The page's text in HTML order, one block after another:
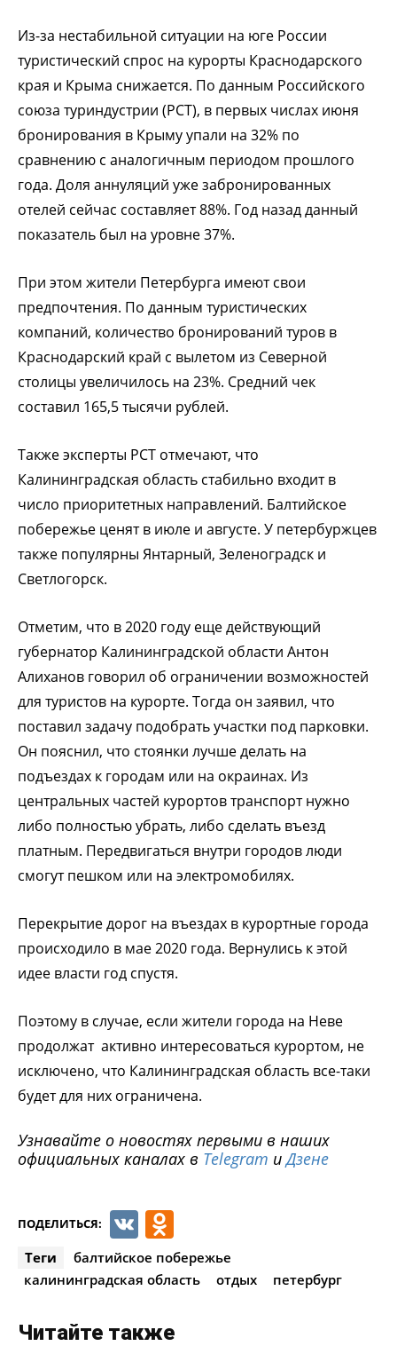
Из-за нестабильной ситуации на юге России
туристический спрос на курорты Краснодарского
края и Крыма снижается. По данным Российского
союза туриндустрии (РСТ), в первых числах июня
бронирования в Крыму упали на 32% по
сравнению с аналогичным периодом прошлого
года. Доля аннуляций уже забронированных
отелей сейчас составляет 88%. Год назад данный
показатель был на уровне 37%.
При этом жители Петербурга имеют свои
предпочтения. По данным туристических
компаний, количество бронирований туров в
Краснодарский край с вылетом из Северной
столицы увеличилось на 23%. Средний чек
составил 165,5 тысячи рублей.
Также эксперты РСТ отмечают, что
Калининградская область стабильно входит в
число приоритетных направлений. Балтийское
побережье ценят в июле и августе. У петербуржцев
также популярны Янтарный, Зеленоградск и
Светлогорск.
Отметим, что в 2020 году еще действующий
губернатор Калининградской области Антон
Алиханов говорил об ограничении возможностей
для туристов на курорте. Тогда он заявил, что
поставил задачу подобрать участки под парковки.
Он пояснил, что стоянки лучше делать на
подъездах к городам или на окраинах. Из
центральных частей курортов транспорт нужно
либо полностью убрать, либо сделать въезд
платным. Передвигаться внутри городов люди
смогут пешком или на электромобилях.
Перекрытие дорог на въездах в курортные города
происходило в мае 2020 года. Вернулись к этой
идее власти год спустя.
Поэтому в случае, если жители города на Неве
продолжат активно интересоваться курортом, не
исключено, что Калининградская область все-таки
будет для них ограничена.
Узнавайте о новостях первыми в наших
официальных каналах в Telegram иДзене
ПОДЕЛИТЬСЯ: VK
Теги
балтийское побережье
калининградская область
отдых петербург
Читайте также